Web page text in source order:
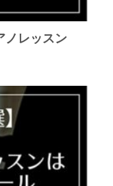
ノレッスン